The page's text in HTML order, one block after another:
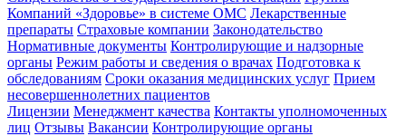
Компаний «Здоровье» в системе ОМС Лекарственные
препараты Страховые компании Законодательство
Нормативные документы Контролирующие и надзорные
органы Режим работы и сведения о врачах Подготовка к
обследованиям Сроки оказания медицинских услуг Прием
несовершеннолетних пациентов
Лицензии Менеджмент качества Контакты уполномоченных
лиц Отзывы Вакансии Контролирующие органы